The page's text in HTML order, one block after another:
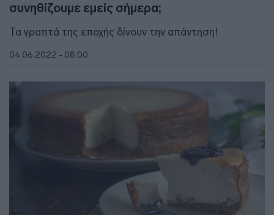
συνηθίζουμε εμείς σήμερα;
Τα γραπτά της εποχής δίνουν την απάντηση!
04.06.2022 - 08:00